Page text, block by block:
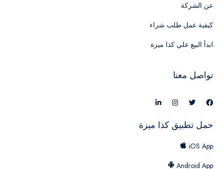
عن الشركة
كيفية عمل طلب شراء
ابدأ البيع علي كذا ميزة
تواصل معنا
حمل تطبيق كذا ميزة
iOS App
Android App